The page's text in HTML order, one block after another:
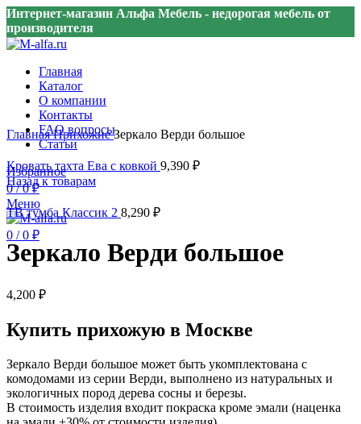
Интернет-магазин Альфа Мебель - недорогая мебель от
производителя
Главная
Каталог
О компании
Контакты
FAQ вопросы
Статьи
Избранное
0/ 0₽
Меню
0 / 0 ₽
Нажмите, чтобы увеличить
ГлавнаяПрихожиеЗеркало Верди большое
Кровать тахта Ева с ковкой 9,390 ₽
Назад к товарам
ТВ тумба Классик 2 8,290 ₽
Зеркало Верди большое
4,200 ₽
Купить прихожую в Москве
Зеркало Верди большое может быть укомплектована с
комодомами из серии Верди, выполнено из натуральных и
экологичных пород дерева сосны и березы.
В стоимость изделия входит покраска кроме эмали (наценка